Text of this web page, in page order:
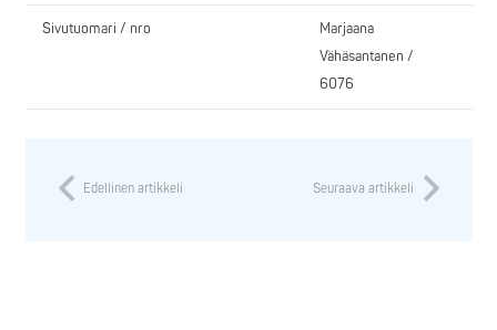
Sivutuomari / nro
Marjaana
Vähäsantanen /
6076
Edellinen artikkeli Seuraava artikkeli